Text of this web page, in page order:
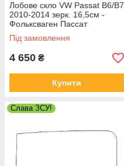
Лобове скло VW Passat B6/B7
2010-2014 зерк. 16,5см -
Фольксваген Пассат
Під замовлення
4 650 ₴
Купити
Слава ЗСУ!